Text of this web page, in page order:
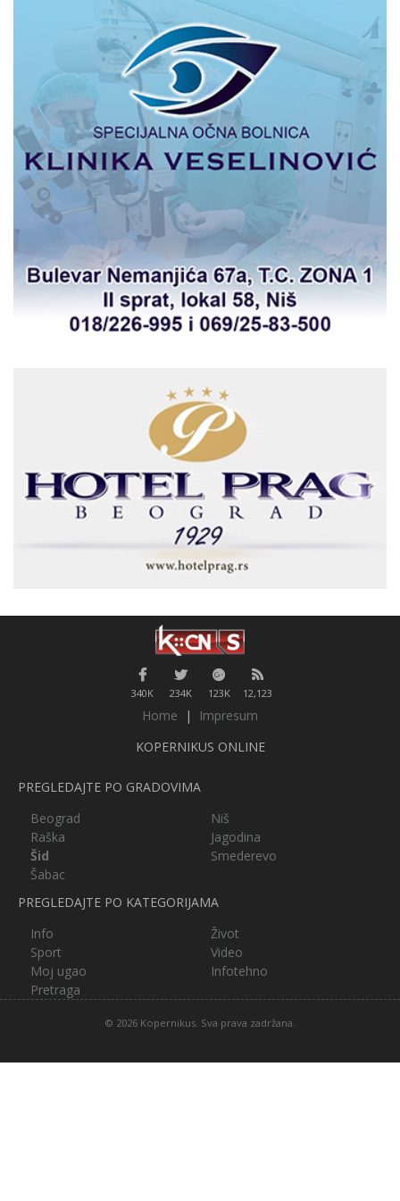
340K 234K 123K 12,123
Home |
Impresum
KOPERNIKUS ONLINE
PREGLEDAJTE PO GRADOVIMA
Beograd
Niš
Raška
Jagodina
Šid
Smederevo
Šabac
PREGLEDAJTE PO KATEGORIJAMA
Info
Život
Sport
Video
Moj ugao
Infotehno
Pretraga
© 2026 Kopernikus. Sva prava zadržana.